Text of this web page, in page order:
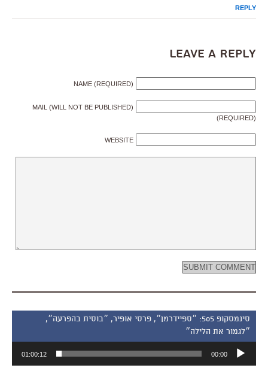
REPLY
Leave a Reply
NAME (REQUIRED)
MAIL (WILL NOT BE PUBLISHED)
(REQUIRED)
WEBSITE
סינמסקופ 505: ״ספיידרמן״, פרסי אופיר, ״בוסית בהפרעה״,
״לגמור את הלילה״
אודיו
00:00
01:00:12